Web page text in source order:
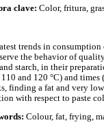
clave: Color, fritura,
trends in consumption
the behavior of
starch, in their
and 120 °C) and
finding a fat and very
with respect to paste
Colour, fat, frying,